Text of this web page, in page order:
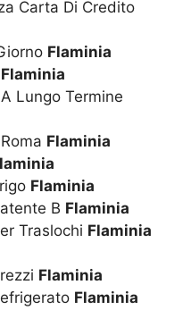
Carta Di Credito
Flaminia
Flaminia
Lungo Termine
Flaminia
Flaminia
B Flaminia
Traslochi Flaminia
Flaminia
Flaminia